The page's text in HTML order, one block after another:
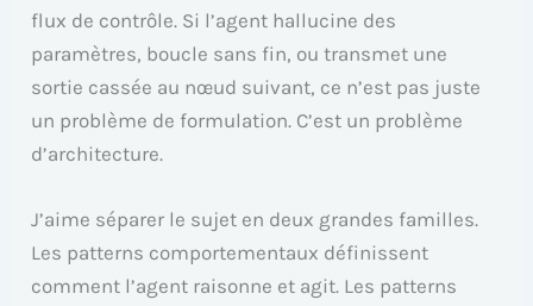
flux de contrôle. Si l’agent hallucine des
paramètres, boucle sans fin, ou transmet une
sortie cassée au nœud suivant, ce n’est pas juste
un problème de formulation. C’est un problème
d’architecture.
J’aime séparer le sujet en deux grandes familles.
Les patterns comportementaux définissent
comment l’agent raisonne et agit. Les patterns